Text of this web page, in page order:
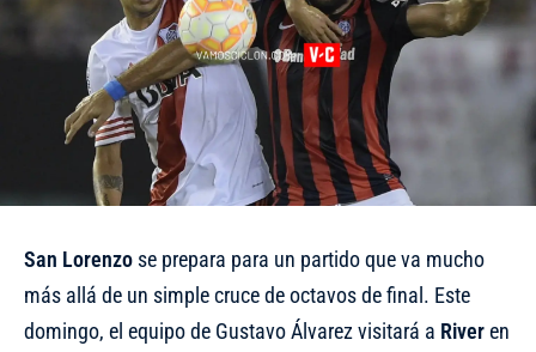
San Lorenzo se prepara para un partido que va mucho
más allá de un simple cruce de octavos de final. Este
domingo, el equipo de Gustavo Álvarez visitará a Riveren